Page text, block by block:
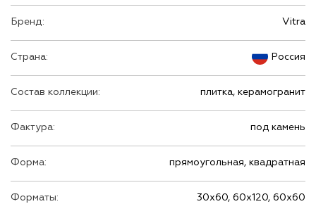
Бренд: Vitra
Страна: Россия
Состав коллекции: плитка, керамогранит
Фактура: под камень
Форма: прямоугольная, квадратная
Форматы: 30х60, 60х120, 60х60